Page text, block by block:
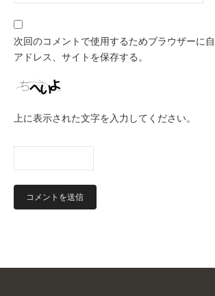
次回のコメントで使用するためブラウザーに
アドレス、サイトを保存する。
上に表示された文字を入力してください。